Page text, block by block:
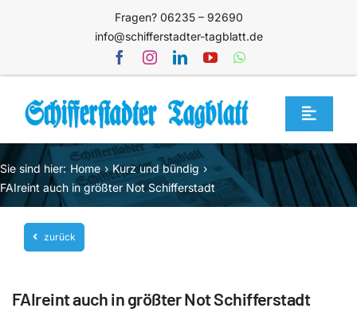
Fragen? 06235 – 92690
info@schifferstadter-tagblatt.de
Toggle
Home
Themen
Blog
Unternehmen
Sie sind hier: Home
Kurz und bündig
FAIreint auch in größter Not Schifferstadt
zurück
FAIreint auch in größter Not Schifferstadt